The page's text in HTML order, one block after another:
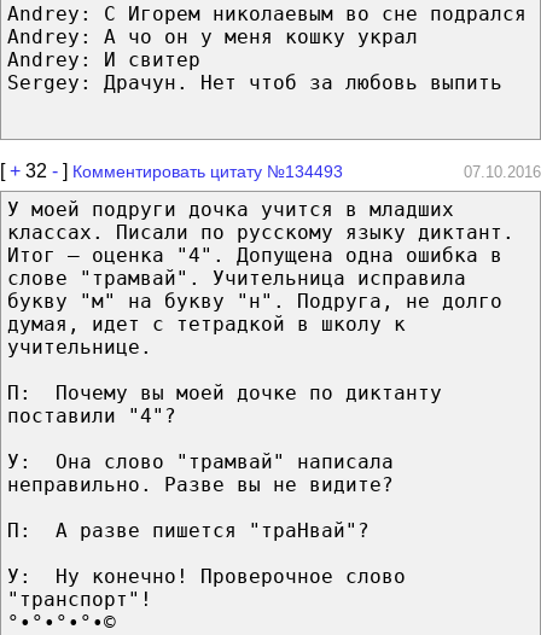
Andrey: С Игорем николаевым во сне подрался
Andrey: А чо он у меня кошку украл
Andrey: И свитер
Sergey: Дрaчун. Нет чтоб за любовь выпить
[+ 32 - ] Комментировать цитату №134493 07.10.2016
У моей подруги дочка учится в младших
классах. Писали по русскому языку диктант.
Итог — оценка "4". Допущена одна ошибка в
слове "трамвай". Учительница исправила
букву "м" на букву "н". Подруга, не долго
думая, идет с тетрадкой в школу к
учительнице.
П: Почему вы моей дочке по диктанту
поставили "4"?
У: Она слово "трамвай" написала
неправильно. Разве вы не видите?
П: А разве пишется "траНвай"?
У: Ну конечно! Проверочное слово
"транспорт"!
°•°•°•°•©